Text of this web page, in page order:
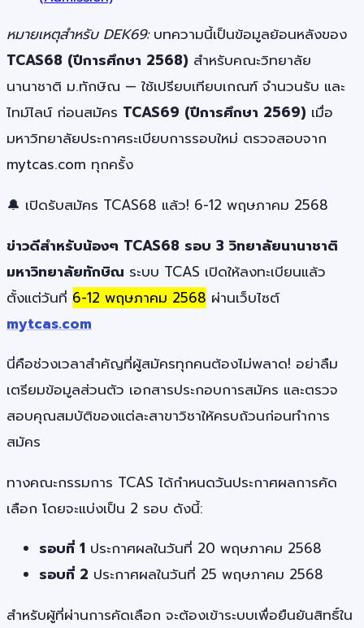
หมายเหตุสำหรับ DEK69:บทความนี้เป็นข้อมูลย้อนหลังของ
TCAS68 (ปีการศึกษา 2568) สำหรับคณะวิทยาลัย
นานาชาติ ม.ทักษิณ — ใช้เปรียบเทียบเกณฑ์ จำนวนรับ และ
ไทม์ไลน์ ก่อนสมัคร TCAS69 (ปีการศึกษา 2569) เมื่อ
มหาวิทยาลัยประกาศระเบียบการรอบใหม่ ตรวจสอบจาก
mytcas.com ทุกครั้ง
🔔 เปิดรับสมัคร TCAS68 แล้ว! 6-12 พฤษภาคม 2568
ข่าวดีสำหรับน้องๆ TCAS68 รอบ 3 วิทยาลัยนานาชาติ
มหาวิทยาลัยทักษิณ ระบบ TCAS เปิดให้ลงทะเบียนแล้ว
ตั้งแต่วันที่ 6-12 พฤษภาคม 2568 ผ่านเว็บไซต์
mytcas.com
นี่คือช่วงเวลาสำคัญที่ผู้สมัครทุกคนต้องไม่พลาด! อย่าลืม
เตรียมข้อมูลส่วนตัว เอกสารประกอบการสมัคร และตรวจ
สอบคุณสมบัติของแต่ละสาขาวิชาให้ครบถ้วนก่อนทำการ
สมัคร
ทางคณะกรรมการ TCAS ได้กำหนดวันประกาศผลการคัด
เลือก โดยจะแบ่งเป็น 2 รอบ ดังนี้:
รอบที่ 1 ประกาศผลในวันที่ 20 พฤษภาคม 2568
รอบที่ 2 ประกาศผลในวันที่ 25 พฤษภาคม 2568
สำหรับผู้ที่ผ่านการคัดเลือก จะต้องเข้าระบบเพื่อยืนยันสิทธิ์ใน